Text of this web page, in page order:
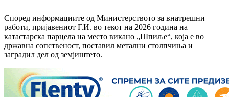
Според информациите од Министерството за внатрешни
работи, пријавениот Г.И. во текот на 2026 година на
катастарска парцела на место викано „Шпиље“, која е во
државна сопственост, поставил метални столпчиња и
заградил дел од земјиштето.